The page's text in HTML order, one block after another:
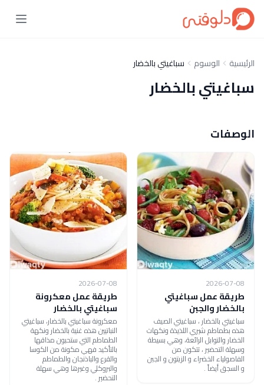
الرئيسية الوسوم سباغيتي بالخضار
سباغيتي بالخضار
الوصفات
2026-07-08
طريقة عمل سباغيتي
بالخضار والجبن
سباغيتي بالخضار ، سباغيتي الصيف
هذه بطماطم شيري اللذيذة ونكهات
الخضار والتوابل الرائعة، وهي بسيطة
وسهلة التحضير ، تتكون من
الفاصولياء الخضراء و الزيتون و الجبن
و السجق أيضاً .
2026-07-08
طريقة عمل معكرونة
سباغيتي بالخضار
معكرونة سباغيتي بالخضار، سباغيتي
النباتيين هذه غنية بالخضار ونكهة
الطماطم التي ستحبون مذاقها
بالتأكيد فهي مكونة من الكوسا
والقرع والباذنجان والطماطم
والبروكلي وغيرها وهي سهلة
التحضير .